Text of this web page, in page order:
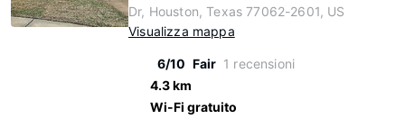
Dr, Houston, Texas 77062-2601, US
Visualizza mappa
6/10 Fair 1 recensioni
4.3 km
Wi-Fi gratuito